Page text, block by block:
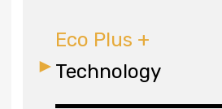
Eco Plus +
Technology